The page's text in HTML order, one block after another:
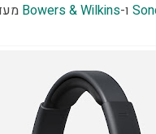
ו-Bowers & Wilkins